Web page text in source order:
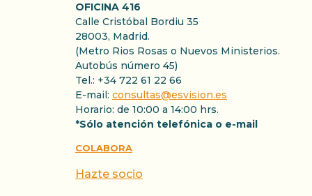
OFICINA 416
Calle Cristóbal Bordiu 35
28003, Madrid.
(Metro Rios Rosas o Nuevos Ministerios.
Autobús número 45)
Tel.: +34 722 61 22 66
E-mail: consultas@esvision.es
Horario: de 10:00 a 14:00 hrs.
*Sólo atención telefónica o e-mail
COLABORA
Hazte socio